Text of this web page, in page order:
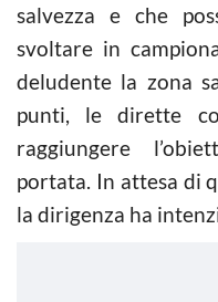
salvezza e che
svoltare in
deludente la zona
punti, le dirette
raggiungere
portata. In attesa di
la dirigenza ha